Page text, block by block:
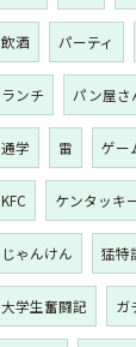
飲酒 パーティ
ランチ パン屋さ
通学 雷 ゲー
KFC ケンタッキ
じゃんけん 猛特
大学生奮闘記 ガ